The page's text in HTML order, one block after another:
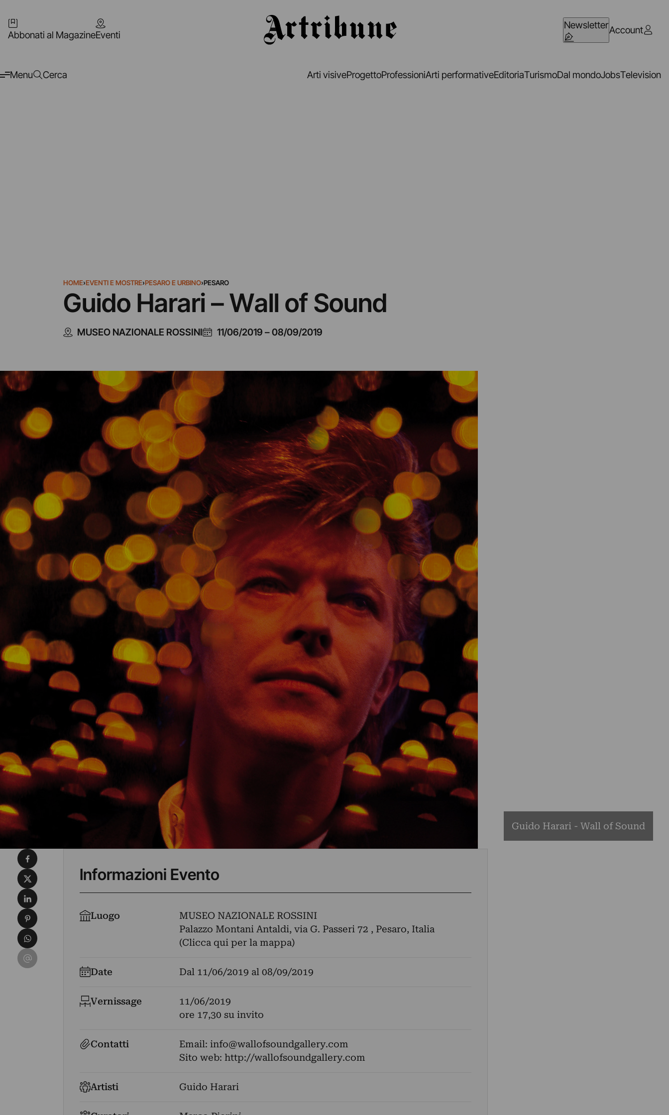
Abbonati al MagazineEventi
NewsletterAccount
Menu Cerca Arti visiveProgettoProfessioniArti performativeEditoriaTurismoDal mondoJobsTelevision
HOME›EVENTI E MOSTRE›PESARO E URBINO›PESARO
Guido Harari – Wall of Sound
MUSEO NAZIONALE ROSSINI 11/06/2019 –08/09/2019
Guido Harari - Wall of Sound
Informazioni Evento
Luogo
MUSEO NAZIONALE ROSSINI
Palazzo Montani Antaldi, via G. Passeri 72 , Pesaro, Italia
(Clicca qui per la mappa)
Date Dal 11/06/2019 al 08/09/2019
Vernissage
11/06/2019
ore 17,30 su invito
Contatti Email: info@wallofsoundgallery.com
Sito web: http://wallofsoundgallery.com
Artisti Guido Harari
Condividi su Facebook
Condividi su X
Condividi su LinkedIn
Condividi su Pinterest
Condividi su WhatsApp
Condividi su Email